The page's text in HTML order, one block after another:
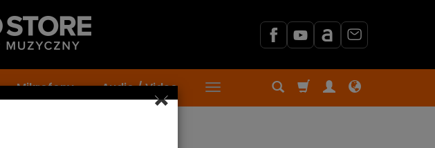
×
Mikrofony Audio / Video
1m (Łamany) U95004OR